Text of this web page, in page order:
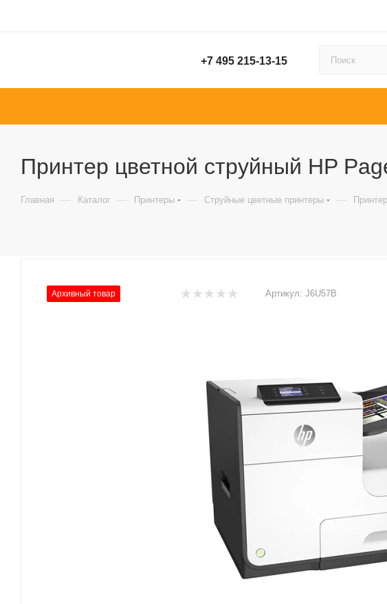
+7 495 215-13-15
Принтер цветной струйный HP
Главная — Каталог — Принтеры — Струйные цветные принтеры —
Архивный товар Артикул: J6U57B